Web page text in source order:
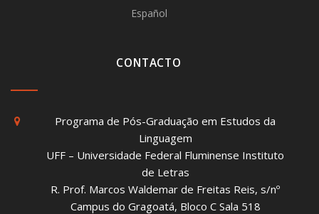
Español
CONTACTO
Programa de Pós-Graduação em Estudos da
Linguagem
UFF – Universidade Federal Fluminense Instituto
de Letras
R. Prof. Marcos Waldemar de Freitas Reis, s/nº
Campus do Gragoatá, Bloco C Sala 518